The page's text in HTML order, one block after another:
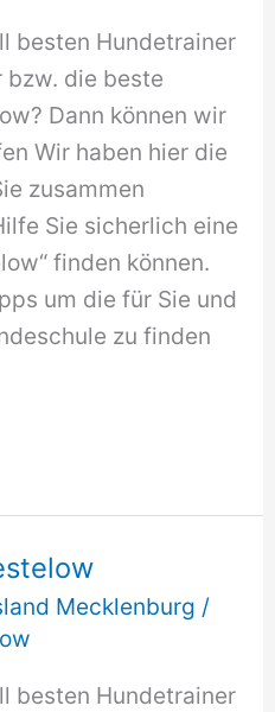
besten Hundetrainer
bzw. die beste
Dann können wir
Wir haben hier die
zusammen
Sie sicherlich eine
finden können.
um die für Sie und
zu finden
Mecklenburg /
besten Hundetrainer